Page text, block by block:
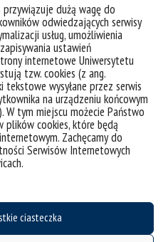
dużą wagę do
odwiedzających serwisy
usług, umożliwienia
ustawień
internetowe Uniwersytetu
tzw. cookies (z ang.
tekstowe wysyłane przez serwis
na urządzeniu końcowym
tym miejscu możecie Państwo
cookies, które będą
Zachęcamy do
Serwisów Internetowych
ciasteczka
.